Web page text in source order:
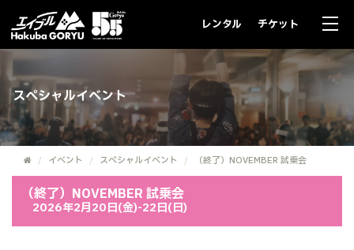
レンタル チケット
スペシャルイベント
イベント スペシャルイベント （終了）NOVEMBER 試乗会
（終了）NOVEMBER 試乗会
2026年2月20日(金)-22日(日)